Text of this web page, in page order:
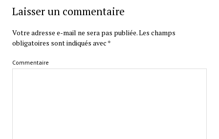
Laisser un commentaire
Votre adresse e-mail ne sera pas publiée.Les champs
obligatoires sont indiqués avec *
Commentaire